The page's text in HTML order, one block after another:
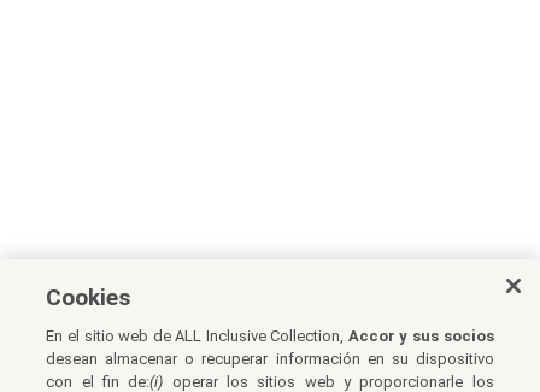
Cookies
En el sitio web de ALL Inclusive Collection, Accor y sus socios
desean almacenar o recuperar información en su dispositivo
con el fin de:(i) operar los sitios web y proporcionarle los